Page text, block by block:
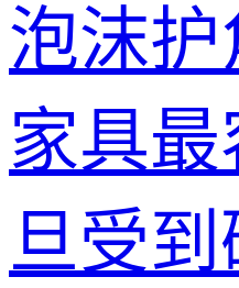
泡沫
家具
旦受